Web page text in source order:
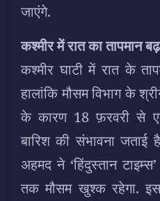
जाएंगे.
कश्मीर में रात का तापमान
कश्मीर घाटी में रात के
हालांकि मौसम विभाग के
के कारण 18 फ़रवरी से
बारिश की संभावना
अहमद ने ‘हिंदुस्तान
तक मौसम खुश्क रहेगा.